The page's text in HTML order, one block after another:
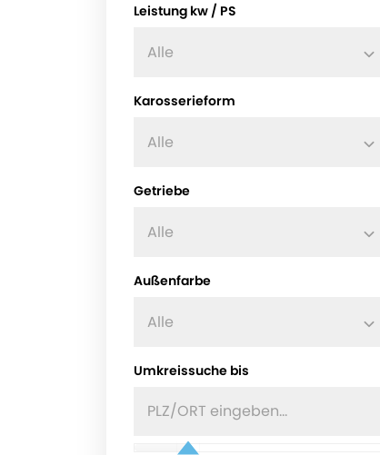
Leistung kw / PS
Alle
Karosserieform
Alle
Getriebe
Alle
Außenfarbe
Alle
Umkreissuche bis